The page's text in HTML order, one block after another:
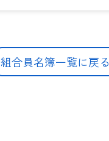
組合員名簿一覧に戻る